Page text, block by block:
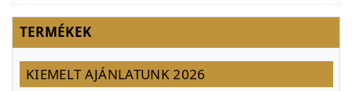
TERMÉKEK
KIEMELT AJÁNLATUNK 2026